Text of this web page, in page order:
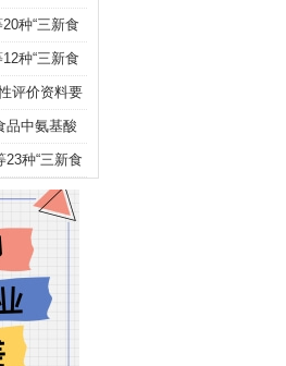
号）
种“三新食
号）
种“三新食
号）
评价资料要
品中氨基酸
11号）
种“三新食
2号）